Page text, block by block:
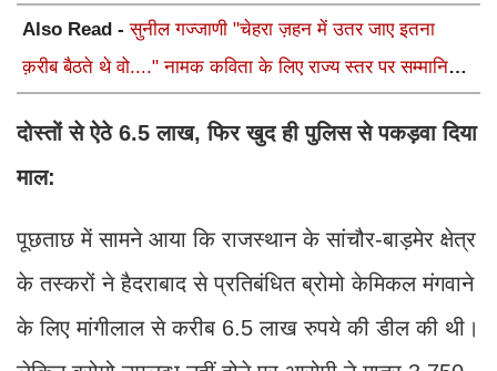
Also Read -सुनील गज्जाणी "चेहरा ज़हन में उतर जाए इतना
क़रीब बैठते थे वो...." नामक कविता के लिए राज्य स्तर पर सम्मानित
दोस्तों से ऐठे 6.5 लाख, फिर खुद ही पुलिस से पकड़वा दिया
माल:
पूछताछ में सामने आया कि राजस्थान के सांचौर-बाड़मेर क्षेत्र
के तस्करों ने हैदराबाद से प्रतिबंधित ब्रोमो केमिकल मंगवाने
के लिए मांगीलाल से करीब 6.5 लाख रुपये की डील की थी।